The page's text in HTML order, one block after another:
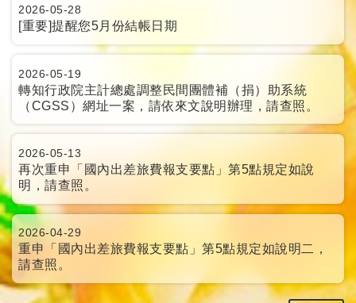
2026-05-28
[重要]提醒您5月份結帳日期
2026-05-19
轉知行政院主計總處調整民間團體補（捐）助系統
（CGSS）網址一案，請依來文說明辦理，請查照。
2026-05-13
再次重申「國內出差旅費報支要點」第5點規定如說
明，請查照。
2026-04-29
重申「國內出差旅費報支要點」第5點規定如說明二，
請查照。